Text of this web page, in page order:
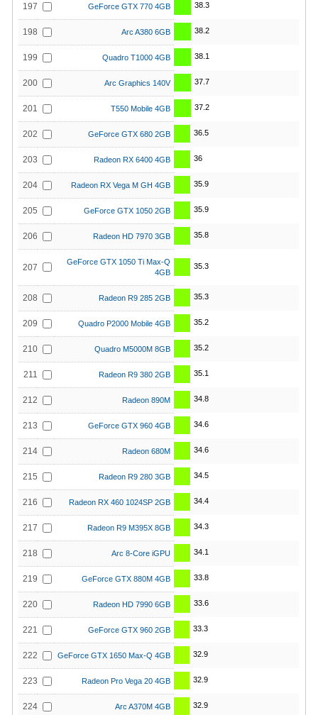
197 GeForce GTX 770 4GB 38.3
198 Arc A380 6GB 38.2
199 Quadro T1000 4GB 38.1
200 Arc Graphics 140V 37.7
201 T550 Mobile 4GB 37.2
202 GeForce GTX 680 2GB 36.5
203 Radeon RX 6400 4GB 36
204 Radeon RX Vega M GH 4GB 35.9
205 GeForce GTX 1050 2GB 35.9
206 Radeon HD 7970 3GB 35.8
207
GeForce GTX 1050 Ti Max-Q
4GB
35.3
208 Radeon R9 285 2GB 35.3
209 Quadro P2000 Mobile 4GB 35.2
210 Quadro M5000M 8GB 35.2
211 Radeon R9 380 2GB 35.1
212 Radeon 890M 34.8
213 GeForce GTX 960 4GB 34.6
214 Radeon 680M 34.6
215 Radeon R9 280 3GB 34.5
216 Radeon RX 460 1024SP 2GB 34.4
217 Radeon R9 M395X 8GB 34.3
218 Arc 8-Core iGPU 34.1
219 GeForce GTX 880M 4GB 33.8
220 Radeon HD 7990 6GB 33.6
221 GeForce GTX 960 2GB 33.3
222 GeForce GTX 1650 Max-Q 4GB 32.9
223 Radeon Pro Vega 20 4GB 32.9
224 Arc A370M 4GB 32.9